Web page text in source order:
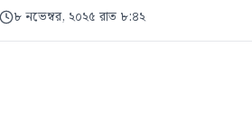
৮ নভেম্বর, ২০২৫ রাত ৮:৪২